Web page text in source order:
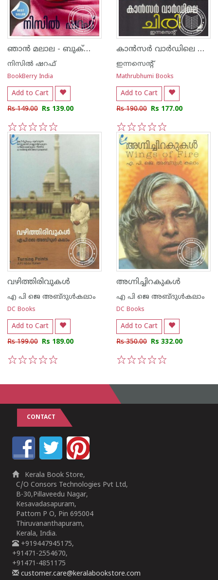
ഞാ‌ന്‍ മലാല - ബുക്‍ബെറി എഡിഷന്‍ -
നിസില്‍ ഷറഫ്
BookBerry India
Add to Cart
Rs 149.00 Rs 139.00
5
4
3
2
1
കാന്‍സര്‍ വാര്‍ഡിലെ ചിരി
ഇന്നസെന്റ്‌
Mathrubhumi Books
Add to Cart
Rs 190.00 Rs 177.00
5
4
3
2
1
വഴിത്തിരിവുകള്‍
എ പി ജെ അബ്ദുള്‍കലാം
DC Books
Add to Cart
Rs 199.00 Rs 189.00
അഗ്നിച്ചിറകുകള്‍
എ പി ജെ അബ്ദുള്‍കലാം
DC Books
Add to Cart
Rs 350.00 Rs 332.00
CONTACT
Kerala Book Store,
C/O Consors Technologies Pvt Ltd,
B-30,Pillaveedu Nagar,
Kesavadasapuram,
Pattom P O, Pin 695004
Thiruvananthapuram,
Kerala, India.
+919447945175,
+91471-2554670,
+91471-4851175
customer.care@keralabookstore.com